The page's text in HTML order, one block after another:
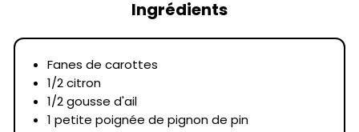
Ingrédients
Fanes de carottes
1/2 citron
1/2 gousse d'ail
1 petite poignée de pignon de pin